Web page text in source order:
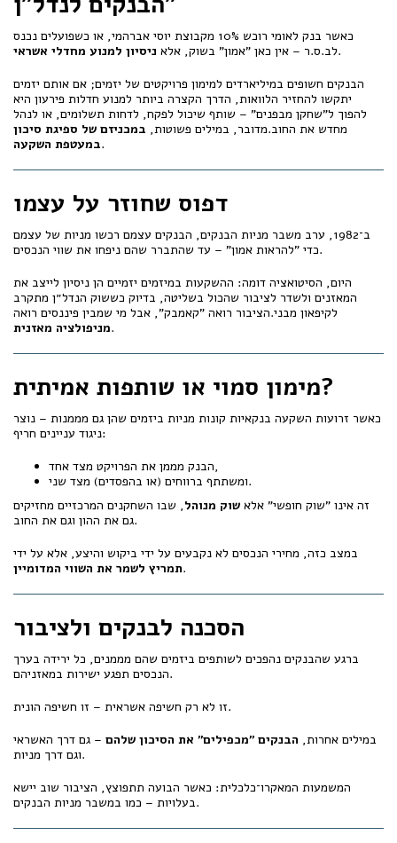
כאשר בנק לאומי רוכש 10% מקבוצת יוסי אברהמי, או כשפועלים נכנס
לב.ס.ר – אין כאן "אמון" בשוק, אלא ניסיון למנוע מחדלי אשראי
.
הבנקים חשופים במיליארדים למימון פרויקטים של יזמים; אם אותם יזמים
יתקשו להחזיר הלוואות, הדרך הקצרה ביותר למנוע חדלות פירעון היא
להפוך ל"שחקן מבפנים" – שותף שיכול לפקח, לדחות תשלומים, או לנהל
מחדש את החוב.מדובר, במילים פשוטות, במכניזם של ספיגת סיכון
במעטפת השקעה.
דפוס שחוזר על עצמו
ב־1982, ערב משבר מניות הבנקים, הבנקים עצמם רכשו מניות של עצמם
כדי "להראות אמון" – עד שהתברר שהם ניפחו את שווי הנכסים.
היום, הסיטואציה דומה: ההשקעות במיזמים יזמיים הן ניסיון לייצב את
המאזנים ולשדר לציבור שהכול בשליטה, בדיוק כששוק הנדל״ן מתקרב
לקיפאון מבני.הציבור רואה "קאמבק", אבל מי שמבין פיננסים רואה
מניפולציה מאזנית.
מימון סמוי או שותפות אמיתית?
כאשר זרועות השקעה בנקאיות קונות מניות ביזמים שהן גם מממנות – נוצר
ניגוד עניינים חריף:
הבנק מממן את הפרויקט מצד אחד,
ומשתתף ברווחים (או בהפסדים) מצד שני.
זה אינו "שוק חופשי" אלא שוק מנוהל, שבו השחקנים המרכזיים מחזיקים
גם את ההון וגם את החוב.
במצב כזה, מחירי הנכסים לא נקבעים על ידי ביקוש והיצע, אלא על ידי
תמריץ לשמר את השווי המדומיין.
הסכנה לבנקים ולציבור
ברגע שהבנקים נהפכים לשותפים ביזמים שהם מממנים, כל ירידה בערך
הנכסים תפגע ישירות במאזניהם.
זו לא רק חשיפה אשראית – זו חשיפה הונית.
במילים אחרות, הבנקים "מכפילים" את הסיכון שלהם – גם דרך האשראי
וגם דרך מניות.
המשמעות המאקרו־כלכלית: כאשר הבועה תתפוצץ, הציבור שוב יישא
בעלויות – כמו במשבר מניות הבנקים.